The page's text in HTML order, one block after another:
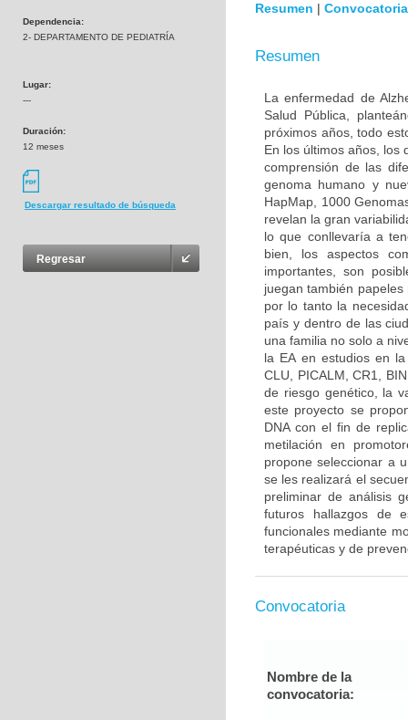
Dependencia:
2- DEPARTAMENTO DE PEDIATRÍA
Lugar:
---
Duración:
12 meses
Descargar resultado de búsqueda
Regresar
Resumen | Convocatoria
Resumen
La enfermedad de
Salud Pública,
próximos años, todo
En los últimos años, los
comprensión de las
genoma humano y
HapMap, 1000
revelan la gran
lo que conllevaría a
bien, los aspectos
importantes, son
juegan también
por lo tanto la
país y dentro de las
una familia no solo a
la EA en estudios en
CLU, PICALM, CR1,
de riesgo genético, la
este proyecto se
DNA con el fin de
metilación en
propone seleccionar a
se les realizará el
preliminar de análisis
futuros hallazgos de
funcionales mediante
terapéuticas y de
Convocatoria
Nombre de la
convocatoria: